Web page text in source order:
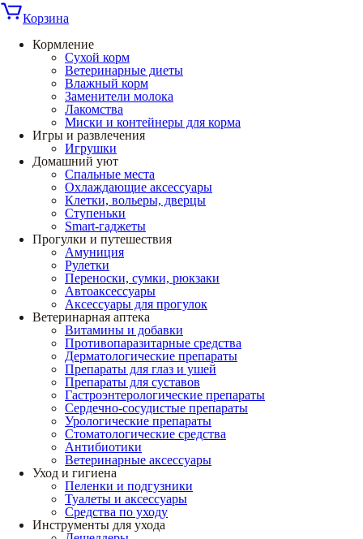
Корзина
Кормление
Сухой корм
Ветеринарные диеты
Влажный корм
Заменители молока
Лакомства
Миски и контейнеры для корма
Игры и развлечения
Игрушки
Домашний уют
Спальные места
Охлаждающие аксессуары
Клетки, вольеры, дверцы
Ступеньки
Smart-гаджеты
Прогулки и путешествия
Амуниция
Рулетки
Переноски, сумки, рюкзаки
Автоаксессуары
Аксессуары для прогулок
Ветеринарная аптека
Витамины и добавки
Противопаразитарные средства
Дерматологические препараты
Препараты для глаз и ушей
Препараты для суставов
Гастроэнтерологические препараты
Сердечно-сосудистые препараты
Урологические препараты
Стоматологические средства
Антибиотики
Ветеринарные аксессуары
Уход и гигиена
Пеленки и подгузники
Туалеты и аксессуары
Средства по уходу
Инструменты для ухода